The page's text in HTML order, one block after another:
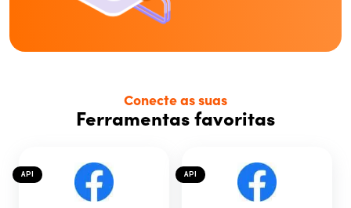
Conecte as suas
Ferramentas favoritas
API API